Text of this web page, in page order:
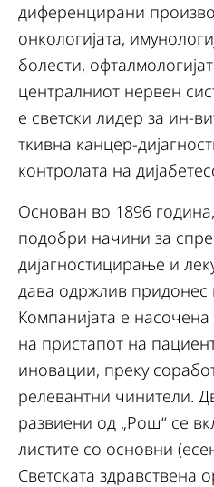
диференцирани
онкологијата,
болести,
централниот нервен
е светски лидер за ин-
ткивна канцер-
контролата на
Основан во 1896
подобри начини за
дијагностицирање и
дава одржлив придонес
Компанијата е
на пристапот на
иновации, преку
релевантни чинители.
развиени од „Рош“ се
листите со основни
Светската здравствена